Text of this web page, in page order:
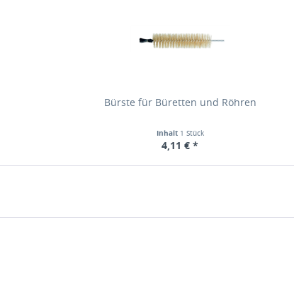
Bürste für Büretten und Röhren
Inhalt 1 Stück
4,11 € *